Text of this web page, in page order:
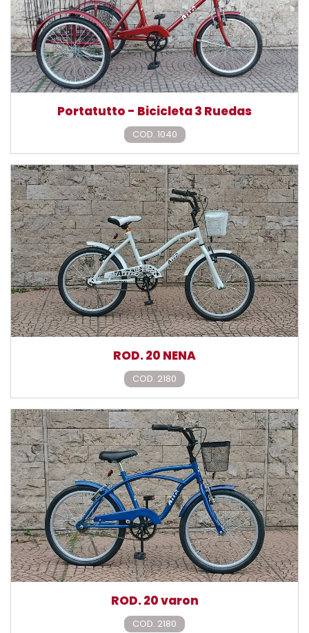
Portatutto - Bicicleta 3 Ruedas
COD. 1040
ROD. 20 NENA
COD. 2180
ROD. 20 varon
COD. 2180